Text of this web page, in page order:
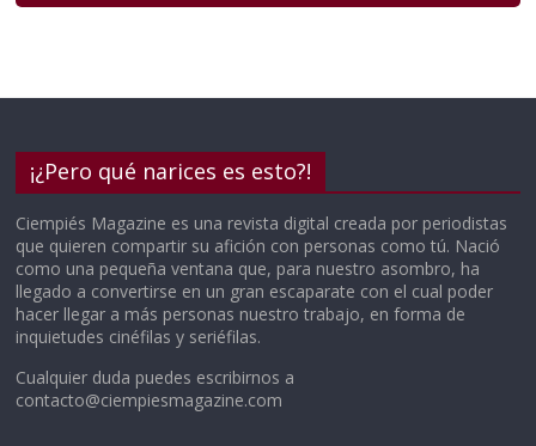
¡¿Pero qué narices es esto?!
Ciempiés Magazine es una revista digital creada por periodistas
que quieren compartir su afición con personas como tú. Nació
como una pequeña ventana que, para nuestro asombro, ha
llegado a convertirse en un gran escaparate con el cual poder
hacer llegar a más personas nuestro trabajo, en forma de
inquietudes cinéfilas y seriéfilas.
Cualquier duda puedes escribirnos a
contacto@ciempiesmagazine.com